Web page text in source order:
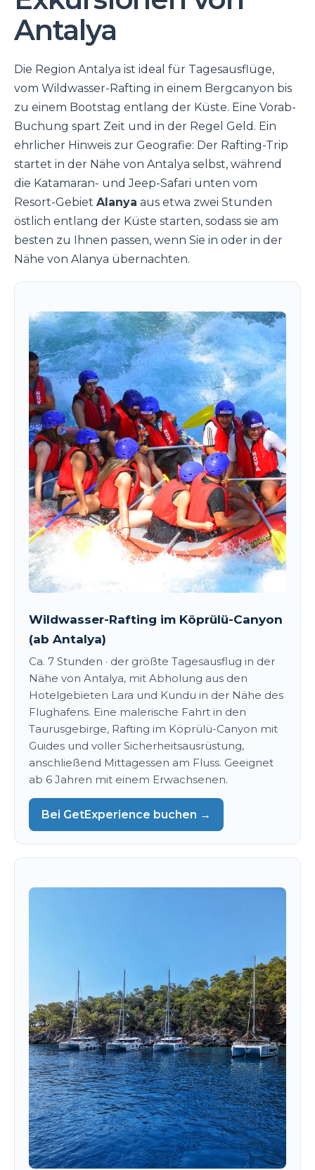
Antalya
Die Region Antalya ist ideal für Tagesausflüge,
vom Wildwasser-Rafting in einem Bergcanyon bis
zu einem Bootstag entlang der Küste. Eine Vorab-
Buchung spart Zeit und in der Regel Geld. Ein
ehrlicher Hinweis zur Geografie: Der Rafting-Trip
startet in der Nähe von Antalya selbst, während
die Katamaran- und Jeep-Safari unten vom
Resort-Gebiet Alanya aus etwa zwei Stunden
östlich entlang der Küste starten, sodass sie am
besten zu Ihnen passen, wenn Sie in oder in der
Nähe von Alanya übernachten.
Wildwasser-Rafting im Köprülü-Canyon
(ab Antalya)
Ca. 7 Stunden · der größte Tagesausflug in der
Nähe von Antalya, mit Abholung aus den
Hotelgebieten Lara und Kundu in der Nähe des
Flughafens. Eine malerische Fahrt in den
Taurusgebirge, Rafting im Köprülü-Canyon mit
Guides und voller Sicherheitsausrüstung,
anschließend Mittagessen am Fluss. Geeignet
ab 6 Jahren mit einem Erwachsenen.
Bei GetExperience buchen →